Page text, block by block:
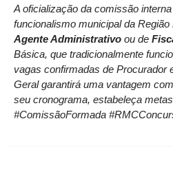
A oficialização da comissão
funcionalismo municipal da
Agente Administrativo ou de
Básica, que tradicionalmente
vagas confirmadas de Procurador
Geral garantirá uma vantagem
seu cronograma, estabeleça
#ComissãoFormada